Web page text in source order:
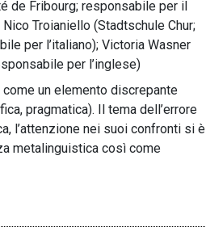
de Fribourg; responsabile per il
Troianiello (Stadtschule Chur;
per l’italiano); Victoria Wasner
per l’inglese)
un elemento discrepante
pragmatica). Il tema dell’errore
l’attenzione nei suoi confronti si è
metalinguistica così come